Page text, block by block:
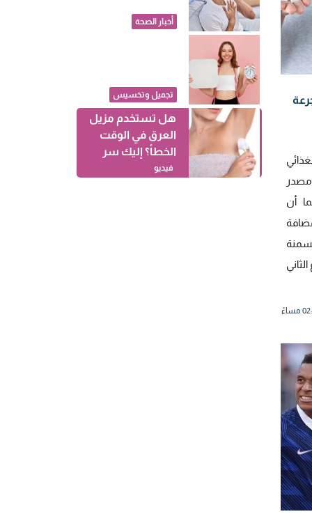
مصدر
أن
يقلل أعراض الربو
أخبار الصحة
تجميل وتخسيس
هل تستخدم مزيل
العرق في الوقت
الخطأ؟ إليك سر
الرائحة الكريهة
فيديو